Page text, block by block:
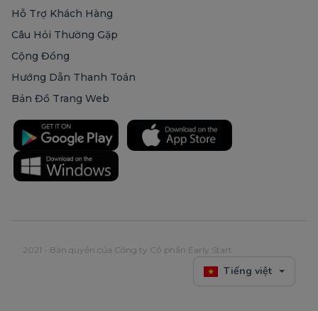
Hỗ Trợ Khách Hàng
Câu Hỏi Thường Gặp
Cộng Đồng
Hướng Dẫn Thanh Toán
Bản Đồ Trang Web
2021 - Bản quyền của Công ty Cổ phần Early Start
Tiếng việt